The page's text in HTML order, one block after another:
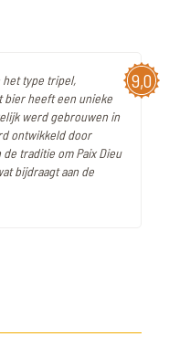
9,0
het type tripel,
bier heeft een unieke
werd gebrouwen in
ontwikkeld door
traditie om Paix Dieu
bijdraagt aan de